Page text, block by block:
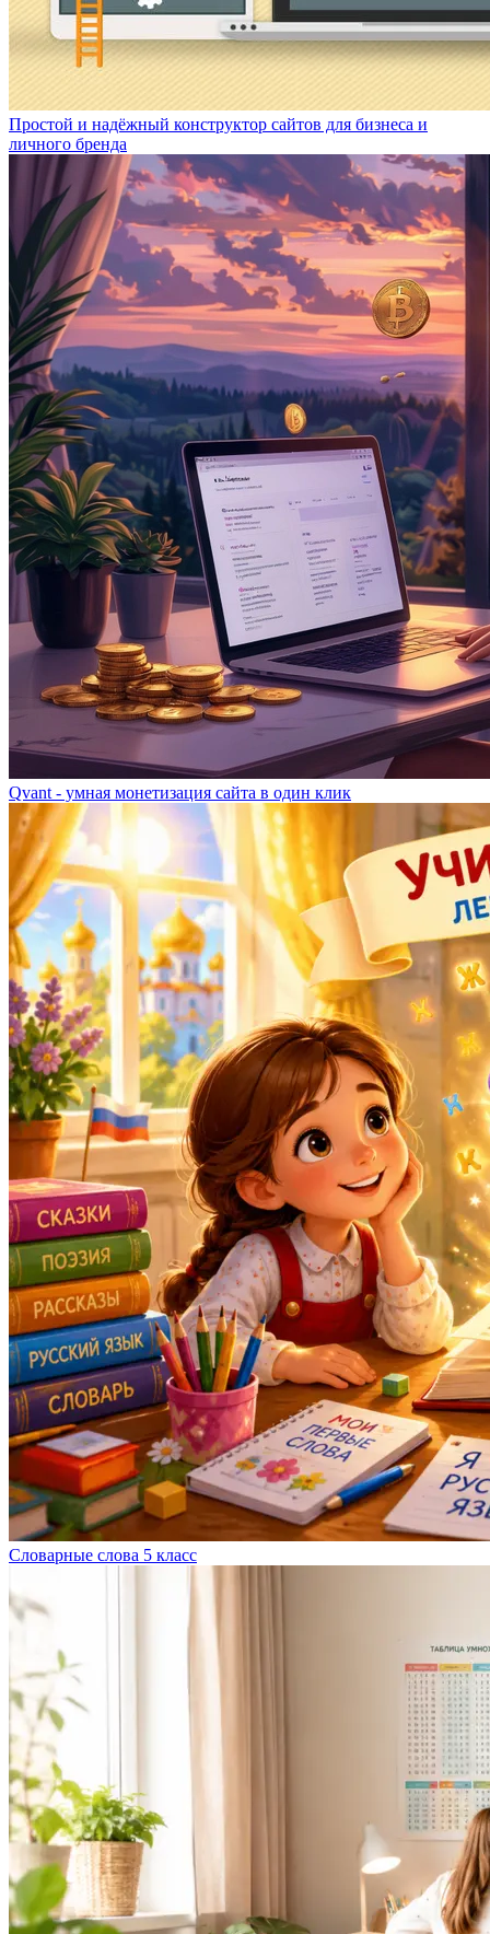
Простой и надёжный конструктор сайтов для бизнеса и
личного бренда
Qvant - умная монетизация сайта в один клик
Словарные слова 5 класс